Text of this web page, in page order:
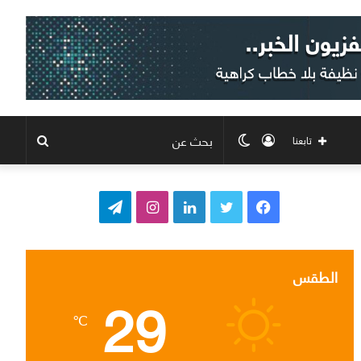
الوضع
المظلم
تسجيل
الدخول
تابعنا
ف
ب
و
ت
ق
ت
ر
الطقس 29
℃